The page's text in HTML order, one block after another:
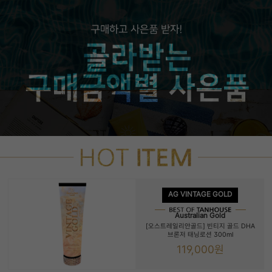
AG VINTAGE GOLD
Australian Gold
[오스트레일리안골드] 빈티지 골드 DHA
브론저 태닝로션 300ml
119,000원